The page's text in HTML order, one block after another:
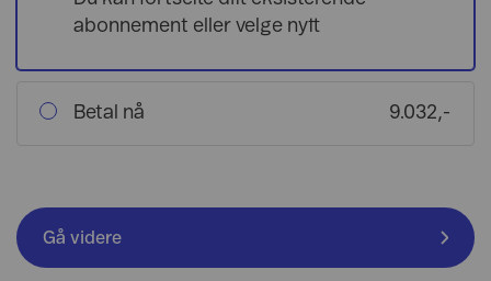
abonnement eller velge nytt
Betal nå 9.032,-
Gå videre